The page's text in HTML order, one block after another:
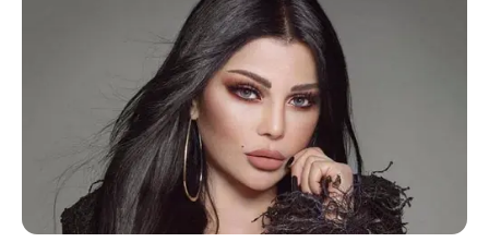
Fail! 10 Potret Makanan Gagal
Dimasak yang Bikin Kamu
Nggak Selera